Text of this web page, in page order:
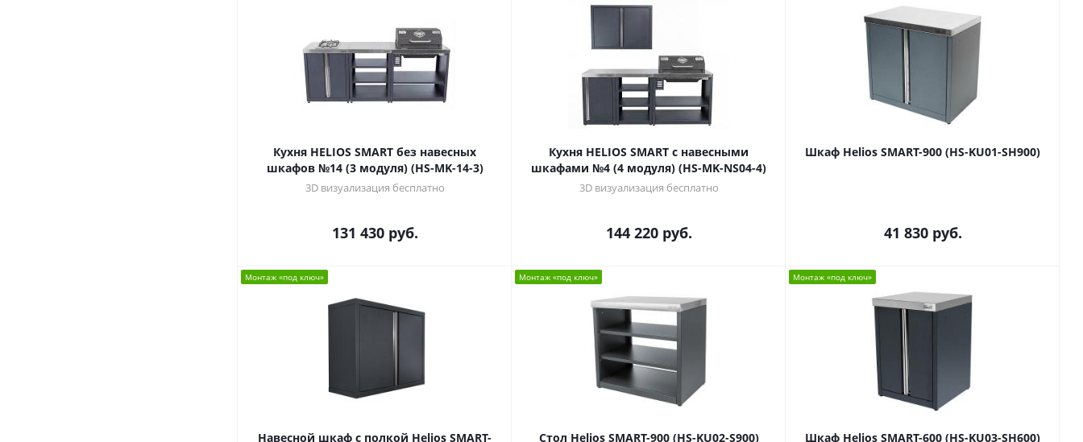
Кухня HELIOS SMART без навесных
шкафов №14 (3 модуля) (HS-MK-14-3)
3D визуализация бесплатно
131 430руб.
Кухня HELIOS SMART с навесными
шкафами №4 (4 модуля) (HS-MK-NS04-4)
3D визуализация бесплатно
144 220руб.
Шкаф Helios SMART-900 (HS-KU01-SH900)
41 830руб.
Монтаж «под ключ»
Навесной шкаф с полкой Helios SMART-
Монтаж «под ключ»
Стол Helios SMART-900 (HS-KU02-S900)
Монтаж «под ключ»
Шкаф Helios SMART-600 (HS-KU03-SH600)